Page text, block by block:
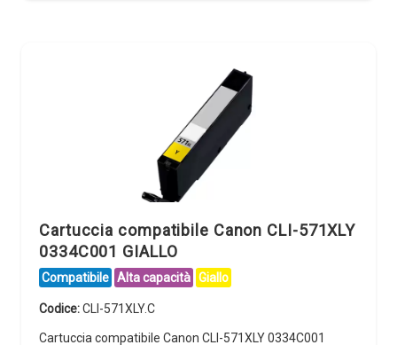
Cartuccia compatibile Canon CLI-571XLY
0334C001 GIALLO
Compatibile Alta capacità Giallo
Codice:CLI-571XLY.C
Cartuccia compatibile Canon CLI-571XLY 0334C001